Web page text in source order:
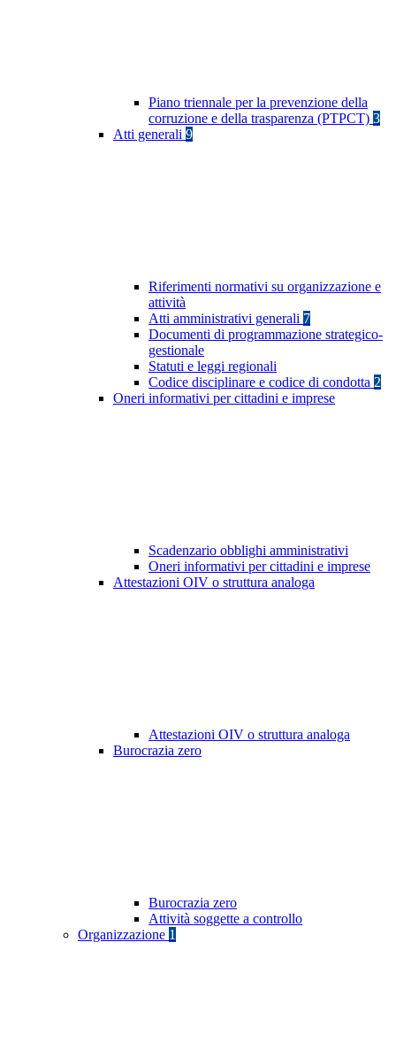
Piano triennale per la prevenzione della
corruzione e della trasparenza (PTPCT) 3
Atti generali 9
Riferimenti normativi su organizzazione e
attività
Atti amministrativi generali 7
Documenti di programmazione strategico-
gestionale
Statuti e leggi regionali
Codice disciplinare e codice di condotta 2
Oneri informativi per cittadini e imprese
Scadenzario obblighi amministrativi
Oneri informativi per cittadini e imprese
Attestazioni OIV o struttura analoga
Attestazioni OIV o struttura analoga
Burocrazia zero
Burocrazia zero
Attività soggette a controllo
Organizzazione 1